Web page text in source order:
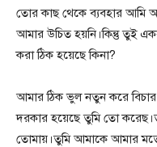
তোর কাছ থেকে ব্যবহার আমি
আমার উচিত হয়নি।কিন্তু তুই
করা ঠিক হয়েছে কিনা?
আমার ঠিক ভুল নতুন করে
দরকার হয়েছে তুমি তো
তোমায়।তুমি আমাকে আমার